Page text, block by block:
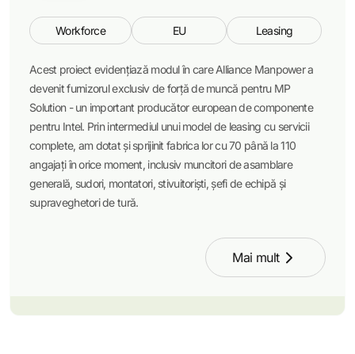
Workforce EU Leasing
Acest proiect evidențiază modul în care Alliance Manpower a
devenit furnizorul exclusiv de forță de muncă pentru MP
Solution - un important producător european de componente
pentru Intel. Prin intermediul unui model de leasing cu servicii
complete, am dotat și sprijinit fabrica lor cu 70 până la 110
angajați în orice moment, inclusiv muncitori de asamblare
generală, sudori, montatori, stivuitoriști, șefi de echipă și
supraveghetori de tură.
Mai mult